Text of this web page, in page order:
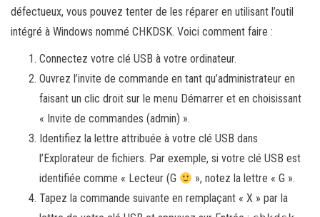
défectueux, vous pouvez tenter de les réparer en utilisant l’outil
intégré à Windows nommé CHKDSK. Voici comment faire :
Connectez votre clé USB à votre ordinateur.
Ouvrez l’invite de commande en tant qu’administrateur en
faisant un clic droit sur le menu Démarrer et en choisissant
« Invite de commandes (admin) ».
Identifiez la lettre attribuée à votre clé USB dans
l’Explorateur de fichiers. Par exemple, si votre clé USB est
identifiée comme « Lecteur (G
», notez la lettre « G ».
Tapez la commande suivante en remplaçant « X » par la